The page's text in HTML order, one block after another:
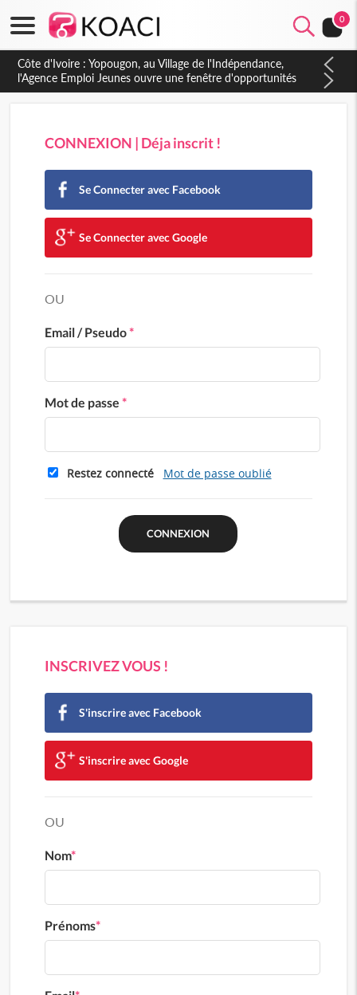
0
Côte d'Ivoire : CHU de Treichville, après la fronde, les agents
contractuels obtiennent un accord avec la direction sur les
arriérés du SMIG 2023
CONNEXION | Déja inscrit !
Se Connecter avec Facebook
Se Connecter avec Google
OU
Email / Pseudo*
Mot de passe *
Restez connecté Mot de passe oublié
INSCRIVEZ VOUS !
S'inscrire avec Facebook
S'inscrire avec Google
OU
Nom*
Prénoms*